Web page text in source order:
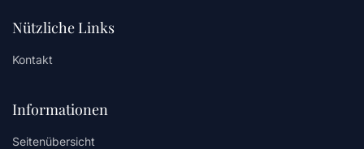
Nützliche Links
Kontakt
Informationen
Seitenübersicht